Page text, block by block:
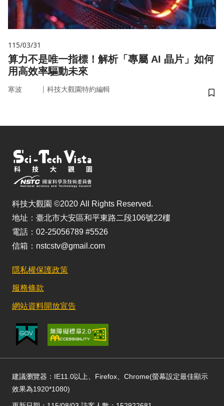
115/03/31
算力不是唯一指標！解析「專屬 AI 晶片」如何
用高效率驅動未來
寒波 ｜ 科技大觀園特約編輯
儲
科技大觀園 ©2020 All Rights Reserved.
地址：臺北市大安區和平東路二段106號22樓
電話：02-25056789 #5526
信箱：nstcstv@gmail.com
隱私權保護政策
服務條款
網站資料開放宣告
建議瀏覽器：IE11.0以上、Firefox、Chrome(螢幕設定最佳顯示
效果為1920*1080)